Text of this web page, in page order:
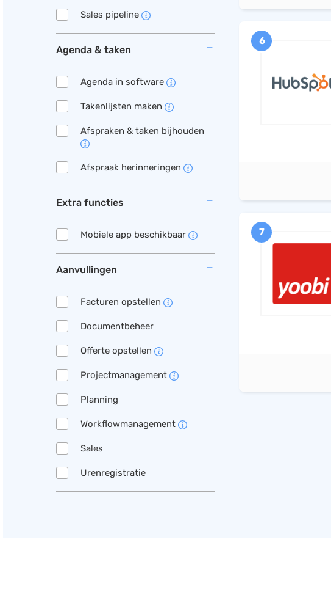
6
7
Sales pipeline
Agenda & taken
Agenda in software
Takenlijsten maken
Afspraken & taken bijhouden
Afspraak herinneringen
Extra functies
Mobiele app beschikbaar
Aanvullingen
Facturen opstellen
Documentbeheer
Offerte opstellen
Projectmanagement
Planning
Workflowmanagement
Sales
Urenregistratie